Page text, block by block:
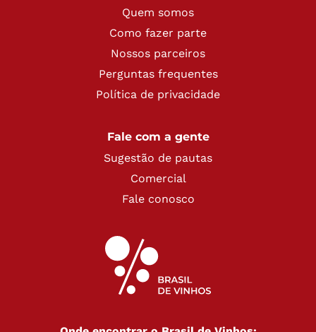
Quem somos
Como fazer parte
Nossos parceiros
Perguntas frequentes
Política de privacidade
Fale com a gente
Sugestão de pautas
Comercial
Fale conosco